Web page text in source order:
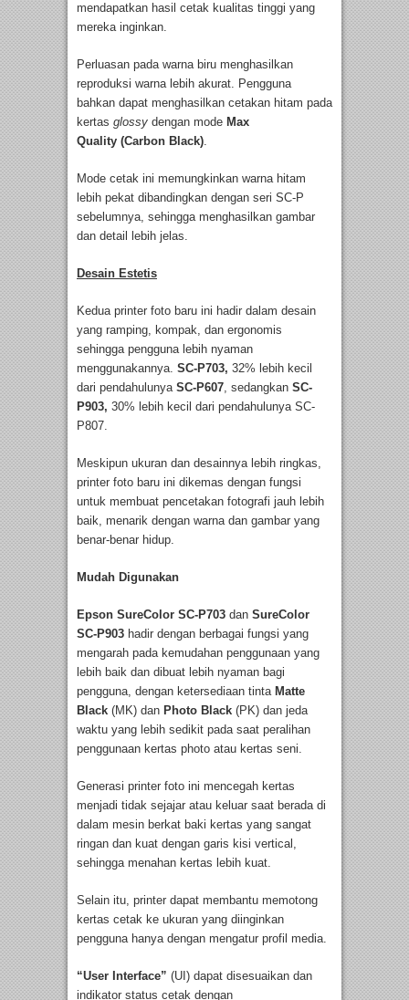
mendapatkan hasil cetak kualitas tinggi yang
mereka inginkan.
Perluasan pada warna biru menghasilkan
reproduksi warna lebih akurat. Pengguna
bahkan dapat menghasilkan cetakan hitam pada
kertas glossy dengan mode Max
Quality (Carbon Black).
Mode cetak ini memungkinkan warna hitam
lebih pekat dibandingkan dengan seri SC-P
sebelumnya, sehingga menghasilkan gambar
dan detail lebih jelas.
Desain Estetis
Kedua printer foto baru ini hadir dalam desain
yang ramping, kompak, dan ergonomis
sehingga pengguna lebih nyaman
menggunakannya. SC-P703, 32% lebih kecil
dari pendahulunya SC-P607, sedangkan SC-
P903, 30% lebih kecil dari pendahulunya SC-
P807.
Meskipun ukuran dan desainnya lebih ringkas,
printer foto baru ini dikemas dengan fungsi
untuk membuat pencetakan fotografi jauh lebih
baik, menarik dengan warna dan gambar yang
benar-benar hidup.
Mudah Digunakan
Epson SureColor SC-P703 dan SureColor
SC-P903 hadir dengan berbagai fungsi yang
mengarah pada kemudahan penggunaan yang
lebih baik dan dibuat lebih nyaman bagi
pengguna, dengan ketersediaan tinta Matte
Black (MK) dan Photo Black (PK) dan jeda
waktu yang lebih sedikit pada saat peralihan
penggunaan kertas photo atau kertas seni.
Generasi printer foto ini mencegah kertas
menjadi tidak sejajar atau keluar saat berada di
dalam mesin berkat baki kertas yang sangat
ringan dan kuat dengan garis kisi vertical,
sehingga menahan kertas lebih kuat.
Selain itu, printer dapat membantu memotong
kertas cetak ke ukuran yang diinginkan
pengguna hanya dengan mengatur profil media.
“User Interface” (UI) dapat disesuaikan dan
indikator status cetak dengan